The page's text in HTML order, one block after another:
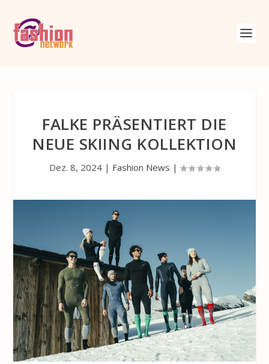
FALKE PRÄSENTIERT DIE
NEUE SKIING KOLLEKTION
Dez. 8, 2024 | Fashion News |